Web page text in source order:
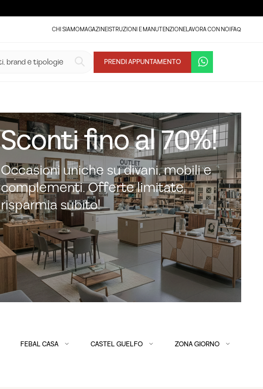
CHI SIAMOMAGAZINEISTRUZIONI E MANUTENZIONELAVORA CON NOIFAQ
PRENDI APPUNTAMENTO
Sconti fino al 70%!
Occasioni uniche su divani, mobili e
complementi. Offerte limitate,
risparmia subito!
FEBAL CASA CASTEL GUELFO ZONA GIORNO